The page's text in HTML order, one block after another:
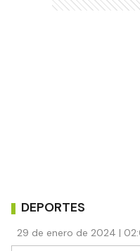
DEPORTES
29 de enero de 2024 |